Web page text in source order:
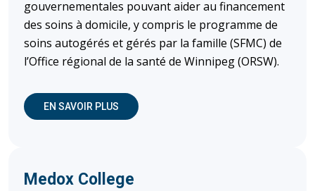
gouvernementales pouvant aider au financement
des soins à domicile, y compris le programme de
soins autogérés et gérés par la famille (SFMC) de
l’Office régional de la santé de Winnipeg (ORSW).
EN SAVOIR PLUS (OUVRE DANS UNE NOUVELLE FENÊTRE)
Medox College